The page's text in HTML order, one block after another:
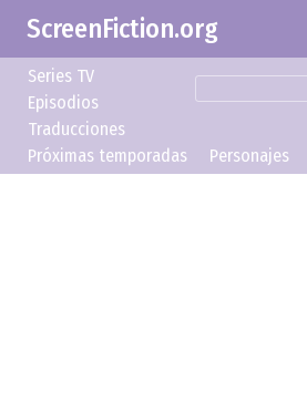
ScreenFiction.org
Series TV
Episodios
Traducciones
Próximas temporadas
Personajes